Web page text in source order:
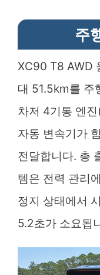
주
XC90 T8 AWD
대 51.5km를 주
차저 4기통 엔
자동 변속기가
전달합니다. 총
템은 전력 관리
정지 상태에서
5.2초가 소요됩